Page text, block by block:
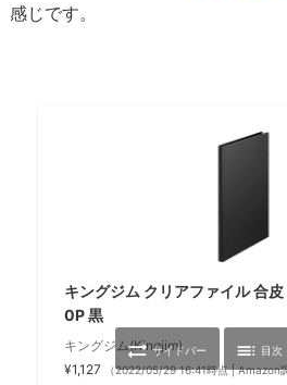
感じです。
キングジム クリアファイル 合
0P 黒
キングジム(Kingjim)
¥1,127
（2022/05/29 16:41時点 | Amazon
 サイドバー  目次